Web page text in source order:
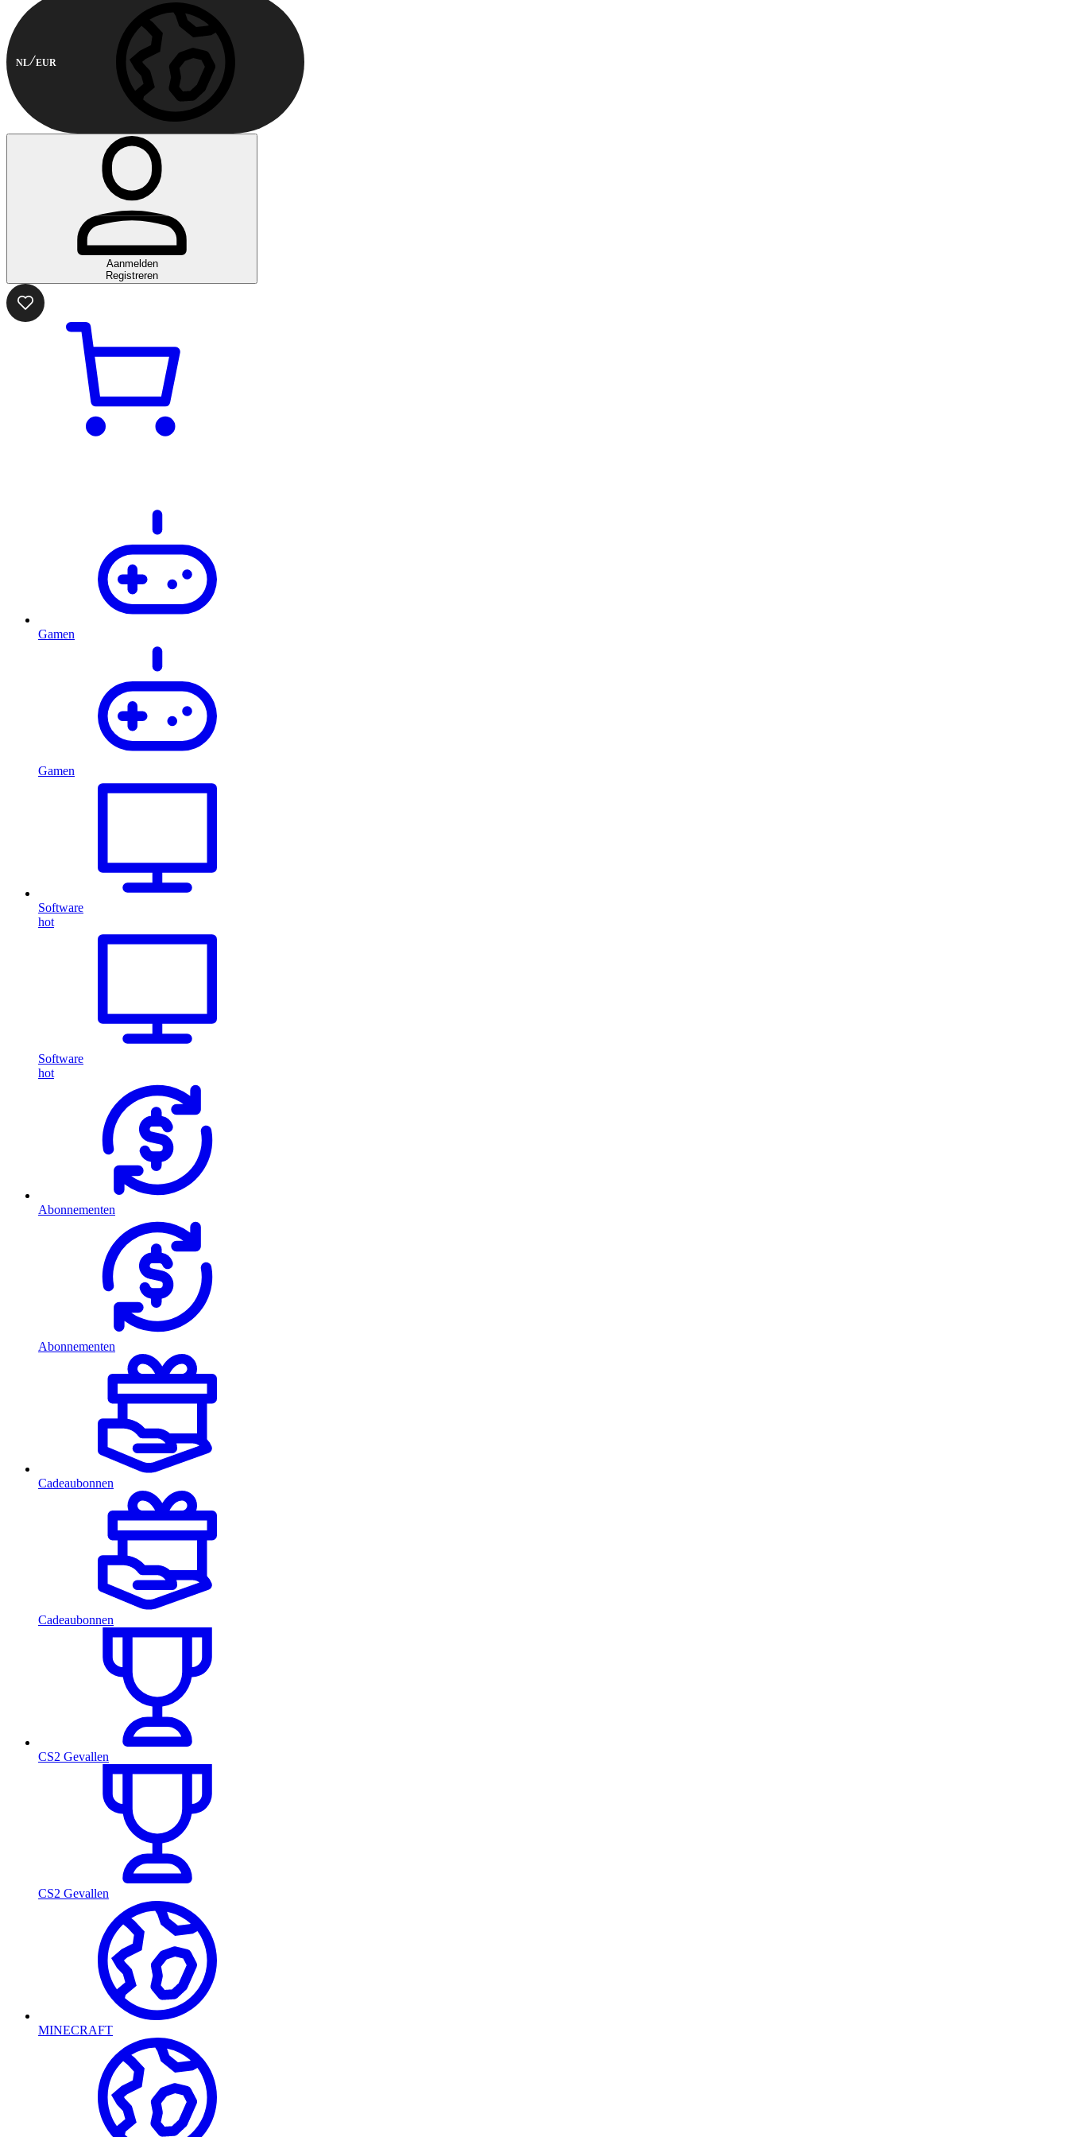
NL EUR
Aanmelden
Registreren
Gamen
Gamen
Software
hot
Software
hot
Abonnementen
Abonnementen
Cadeaubonnen
Cadeaubonnen
CS2 Gevallen
CS2 Gevallen
MINECRAFT